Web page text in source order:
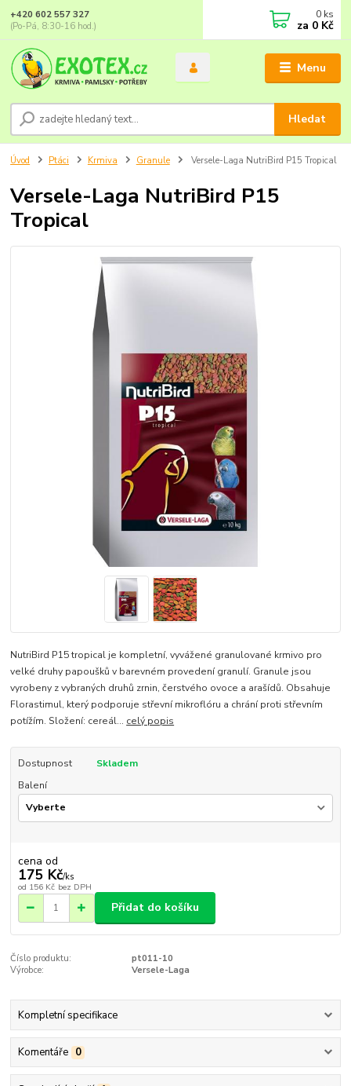
Menu
Hledat
+420 602 557 327
(Po-Pá, 8:30-16 hod.)
0 ks
za 0 Kč
Úvod Ptáci Krmiva Granule Versele-Laga NutriBird P15 Tropical
Versele-Laga NutriBird P15
Tropical
NutriBird P15 tropical je kompletní, vyvážené granulované krmivo pro
velké druhy papoušků v barevném provedení granulí. Granule jsou
vyrobeny z vybraných druhů zrnin, čerstvého ovoce a arašídů. Obsahuje
Florastimul, který podporuje střevní mikroflóru a chrání proti střevním
potížím. Složení: cereál... celý popis
Dostupnost
Skladem
Balení
cena od
175 Kč/ks
od 156 Kč bez DPH
Přidat do košíku
Číslo produktu:
pt011-10
Výrobce:
Versele-Laga
Kompletní specifikace
Komentáře 0